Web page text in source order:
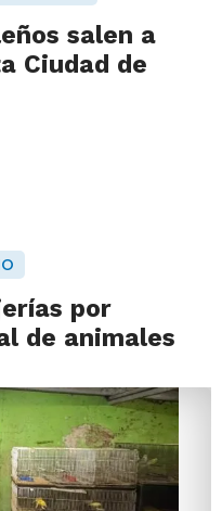
salen a
Ciudad de
por
de animales